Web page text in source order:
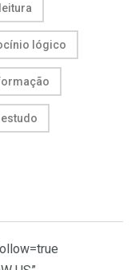
lógico